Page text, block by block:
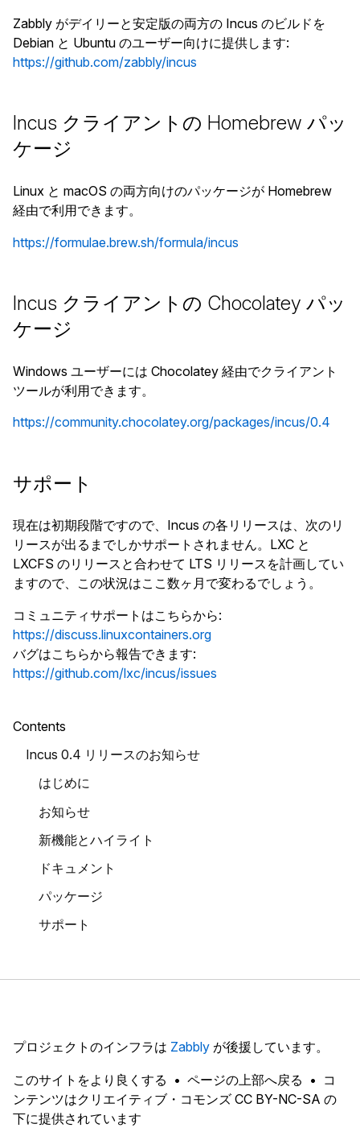
Zabbly がデイリーと安定版の両方の Incus のビルドを
Debian と Ubuntu のユーザー向けに提供します:
https://github.com/zabbly/incus
Incus クライアントの Homebrew パッ
ケージ
Linux と macOS の両方向けのパッケージが Homebrew
経由で利用できます。
https://formulae.brew.sh/formula/incus
Incus クライアントの Chocolatey パッ
ケージ
Windows ユーザーには Chocolatey 経由でクライアント
ツールが利用できます。
https://community.chocolatey.org/packages/incus/0.4
サポート
現在は初期段階ですので、Incus の各リリースは、次のリ
リースが出るまでしかサポートされません。LXC と
LXCFS のリリースと合わせて LTS リリースを計画してい
ますので、この状況はここ数ヶ月で変わるでしょう。
コミュニティサポートはこちらから:
https://discuss.linuxcontainers.org
バグはこちらから報告できます:
https://github.com/lxc/incus/issues
Contents
Incus 0.4 リリースのお知らせ
はじめに
お知らせ
新機能とハイライト
ドキュメント
パッケージ
サポート
プロジェクトのインフラは Zabbly が後援しています。
このサイトをより良くする ページの上部へ戻る
コ
ンテンツはクリエイティブ・コモンズ CC BY-NC-SA の
下に提供されています